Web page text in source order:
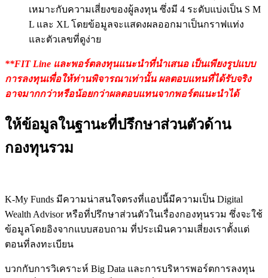
เหมาะกับความเสี่ยงของผู้ลงทุน ซึ่งมี 4 ระดับแบ่งเป็น S M
L และ XL โดยข้อมูลจะแสดงผลออกมาเป็นกราฟแท่ง
และตัวเลขที่ดูง่าย
**FIT Line และพอร์ตลงทุนแนะนำที่นำเสนอ เป็นเพียงรูปแบบ
การลงทุนเพื่อให้ท่านพิจารณาเท่านั้น ผลตอบแทนที่ได้รับจริง
อาจมากกว่าหรือน้อยกว่าผลตอบแทนจากพอร์ตแนะนำได้
ให้ข้อมูลในฐานะที่ปรึกษาส่วนตัวด้าน
กองทุนรวม
K-My Funds มีความน่าสนใจตรงที่แอปนี้มีความเป็น Digital
Wealth Advisorหรือที่ปรึกษาส่วนตัวในเรื่องกองทุนรวม ซึ่งจะใช้
ข้อมูลโดยอิงจากแบบสอบถาม ที่ประเมินความเสี่ยงเราตั้งแต่
ตอนที่ลงทะเบียน
บวกกับการวิเคราะห์ Big Data และการบริหารพอร์ตการลงทุน